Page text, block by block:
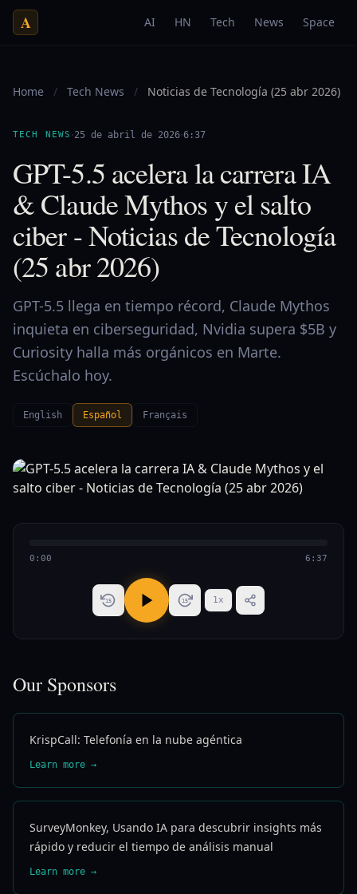
A AI HN Tech News Space
Home / Tech News / Noticias de Tecnología (25 abr 2026)
TECH NEWS ·25 de abril de 2026·6:37
GPT-5.5 acelera la carrera IA
& Claude Mythos y el salto
ciber - Noticias de Tecnología
(25 abr 2026)
GPT-5.5 llega en tiempo récord, Claude Mythos
inquieta en ciberseguridad, Nvidia supera $5B y
Curiosity halla más orgánicos en Marte.
Escúchalo hoy.
English Español Français
0:00 6:37
15 15 1x
Our Sponsors
KrispCall: Telefonía en la nube agéntica
Learn more →
SurveyMonkey, Usando IA para descubrir insights más
rápido y reducir el tiempo de análisis manual
Learn more →